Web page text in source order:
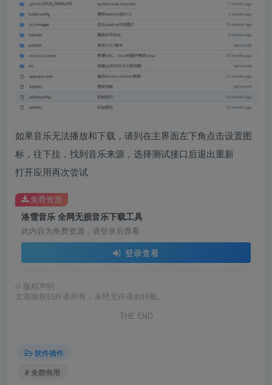
如果音乐无法播放和下载，请到在主界面左下角点击设置图
标，往下拉，找到音乐来源，选择测试接口后退出重新
打开应用再次尝试
洛雪音乐 全网无损音乐下载工具
此内容为免费资源，请登录后查看
登录查看
免费资源
© 版权声明
文章版权归作者所有，未经允许请勿转载。
THE END
软件插件
# 免费商用